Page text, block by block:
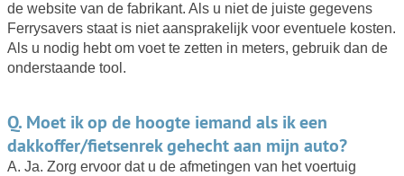
de website van de fabrikant. Als u niet de juiste gegevens
Ferrysavers staat is niet aansprakelijk voor eventuele kosten.
Als u nodig hebt om voet te zetten in meters, gebruik dan de
onderstaande tool.
Q. Moet ik op de hoogte iemand als ik een
dakkoffer/fietsenrek gehecht aan mijn auto?
A. Ja. Zorg ervoor dat u de afmetingen van het voertuig